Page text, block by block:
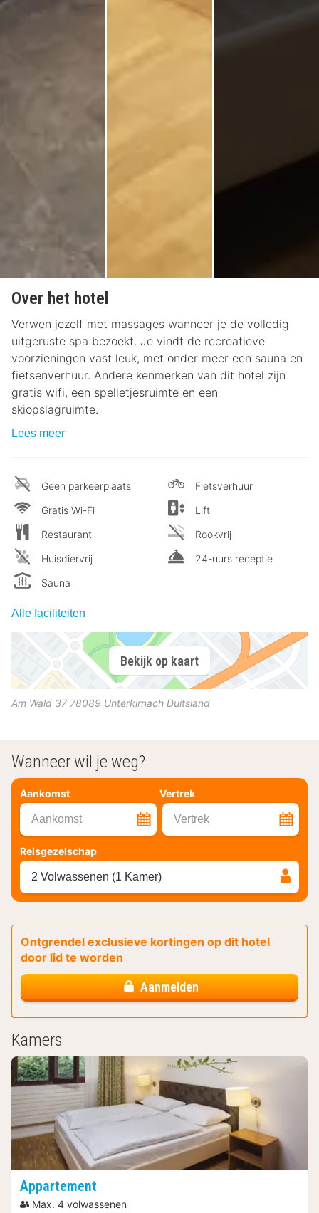
Over het hotel
Verwen jezelf met massages wanneer je de volledig
uitgeruste spa bezoekt. Je vindt de recreatieve
voorzieningen vast leuk, met onder meer een sauna en
fietsenverhuur. Andere kenmerken van dit hotel zijn
gratis wifi, een spelletjesruimte en een
skiopslagruimte.
Lees meer
Geen parkeerplaats
Gratis Wi-Fi
Restaurant
Huisdiervrij
Sauna
Fietsverhuur
Lift
Rookvrij
24-uurs receptie
Alle faciliteiten
Bekijk op kaart
Am Wald 37 78089 Unterkirnach Duitsland
Wanneer wil je weg?
Aankomst Vertrek
Aankomst Vertrek
Reisgezelschap
2 Volwassenen (1 Kamer)
Ontgrendel exclusieve kortingen op dit hotel
door lid te worden
Aanmelden
Kamers
Appartement
Max. 4 volwassenen